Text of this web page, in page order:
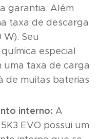
garantia. Além
taxa de descarga
W). Seu
especial
uma taxa de carga
de muitas baterias
interno: A
EVO possui um